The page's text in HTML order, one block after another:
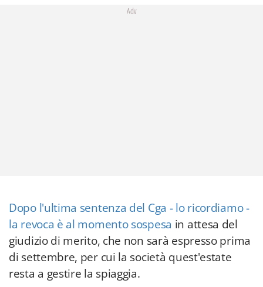
Adv
Dopo l'ultima sentenza del Cga - lo ricordiamo -
la revoca è al momento sospesa in attesa del
giudizio di merito, che non sarà espresso prima
di settembre, per cui la società quest'estate
resta a gestire la spiaggia.